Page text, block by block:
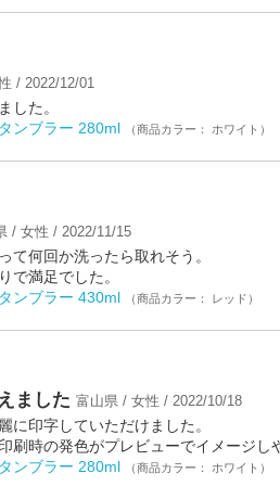
/ 2022/12/01
した。
ンブラー 280ml （商品カラー： ホワイト）
/ 女性 / 2022/11/15
て何回か洗ったら取れそう。
で満足でした。
ンブラー 430ml （商品カラー： レッド）
ました 富山県 / 女性 / 2022/10/18
に印字していただけました。
刷時の発色がプレビューでイメージし
ンブラー 280ml （商品カラー： ホワイト）